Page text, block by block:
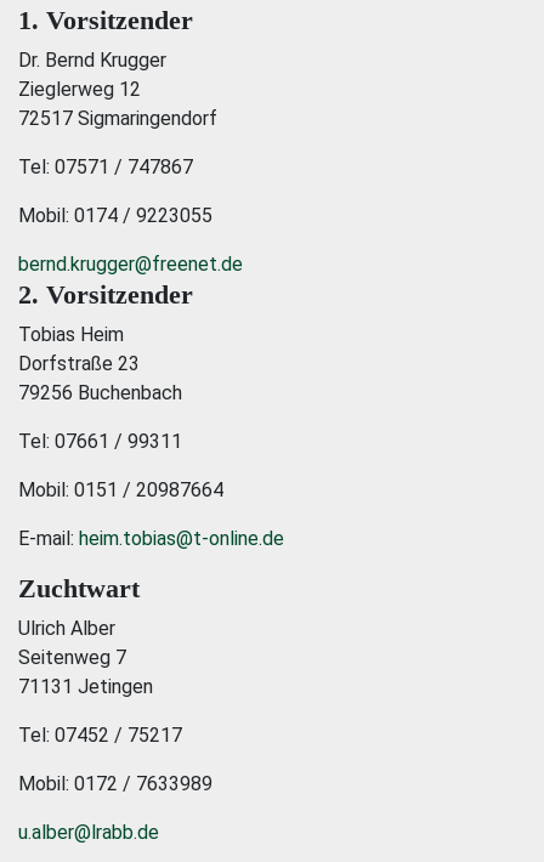
1. Vorsitzender
Dr. Bernd Krugger
Zieglerweg 12
72517 Sigmaringendorf
Tel: 07571 / 747867
Mobil: 0174 / 9223055
bernd.krugger@freenet.de
2. Vorsitzender
Tobias Heim
Dorfstraße 23
79256 Buchenbach
Tel: 07661 / 99311
Mobil: 0151 / 20987664
E-mail: heim.tobias@t-online.de
Zuchtwart
Ulrich Alber
Seitenweg 7
71131 Jetingen
Tel: 07452 / 75217
Mobil: 0172 / 7633989
u.alber@lrabb.de